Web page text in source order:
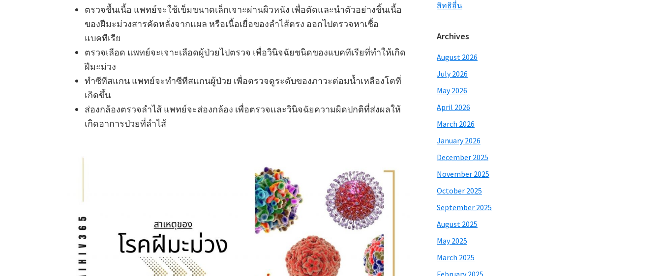
ตรวจชื้นเนื้อ แพทย์จะใช้เข็มขนาดเล็กเจาะผ่านผิวหนัง เพื่อตัดและนำตัวอย่างชิ้นเนื้อ
ของฝีมะม่วงสารคัดหลั่งจากแผล หรือเนื้อเยื่อของลำไส้ตรง ออกไปตรวจหาเชื้อ
แบคทีเรีย
ตรวจเลือด แพทย์จะเจาะเลือดผู้ป่วยไปตรวจ เพื่อวินิจฉัยชนิดของแบคทีเรียที่ทำให้เกิด
ฝีมะม่วง
ทำซีทีสแกน แพทย์จะทำซีทีสแกนผู้ป่วย เพื่อตรวจดูระดับของภาวะต่อมน้ำเหลืองโตที่
เกิดขึ้น
ส่องกล้องตรวจลำไส้ แพทย์จะส่องกล้อง เพื่อตรวจและวินิจฉัยความผิดปกติที่ส่งผลให้
เกิดอาการป่วยที่ลำไส้
สิทธิอื่น
Archives
August 2026
July 2026
May 2026
April 2026
March 2026
January 2026
December 2025
November 2025
October 2025
September 2025
August 2025
May 2025
March 2025
February 2025